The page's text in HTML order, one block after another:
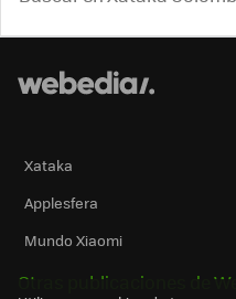
Xataka
Applesfera
Mundo Xiaomi
Otras publicaciones de